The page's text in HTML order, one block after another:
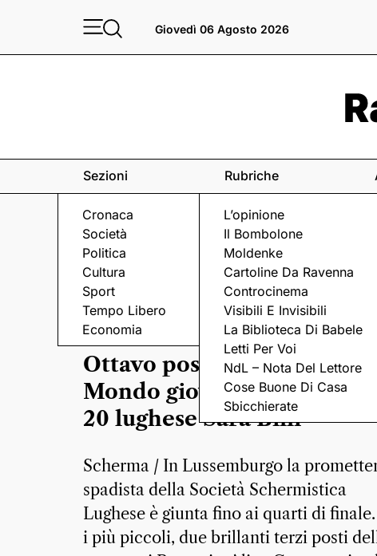
Giovedì 06 Agosto 2026
Sezioni
Cronaca
Società
Politica
Cultura
Sport
Tempo Libero
Economia
Rubriche
L’opinione
Il Bombolone
Moldenke
Cartoline Da Ravenna
Controcinema
Visibili E Invisibili
La Biblioteca Di Babele
Letti Per Voi
NdL – Nota Del Lettore
Cose Buone Di Casa
Sbicchierate
SCHERMA
Ottavo posto in Coppa del
Mondo giovanile per
20 lughese Sara Billi
Scherma / In Lussemburgo la
spadista della Società Schermistica
Lughese è giunta fino ai quarti di
i più piccoli, due brillanti terzi posti